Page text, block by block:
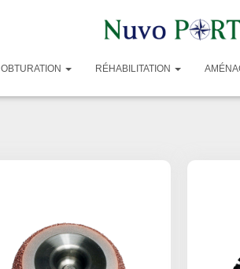
OBTURATION RÉHABILITATION